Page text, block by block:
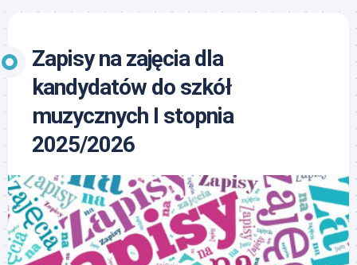
Zapisy na zajęcia dla
kandydatów do szkół
muzycznych I stopnia
2025/2026